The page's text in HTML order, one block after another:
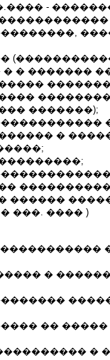
-
������������
� �������
�������);
�
������
���. ���� )
�
��
�